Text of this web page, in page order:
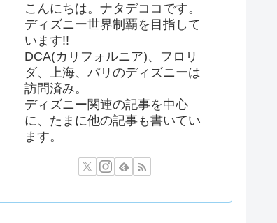
こんにちは。ナタデココです。
ディズニー世界制覇を目指して
います!!
DCA(カリフォルニア)、フロリ
ダ、上海、パリのディズニーは
訪問済み。
ディズニー関連の記事を中心
に、たまに他の記事も書いてい
ます。